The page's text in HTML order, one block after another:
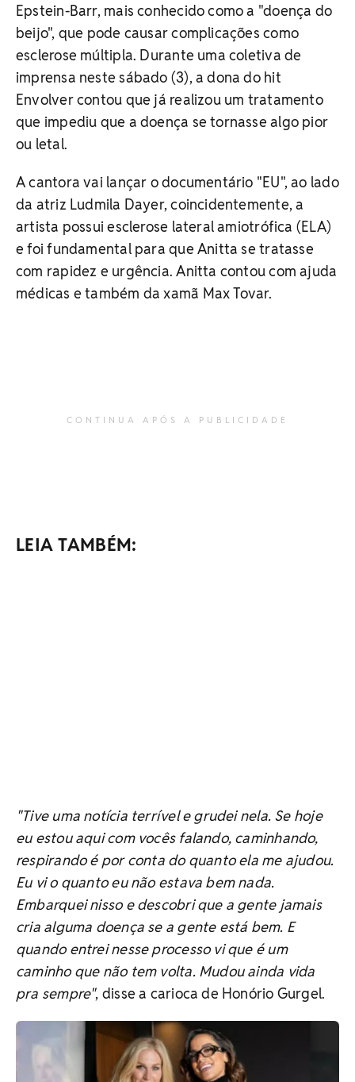
Epstein-Barr, mais conhecido como a "doença do
beijo", que pode causar complicações como
esclerose múltipla. Durante uma coletiva de
imprensa neste sábado (3), a dona do hit
Envolver contou que já realizou um tratamento
que impediu que a doença se tornasse algo pior
ou letal.
A cantora vai lançar o documentário "EU", ao lado
da atriz Ludmila Dayer, coincidentemente, a
artista possui esclerose lateral amiotrófica (ELA)
e foi fundamental para que Anitta se tratasse
com rapidez e urgência. Anitta contou com ajuda
médicas e também da xamã Max Tovar.
CONTINUA APÓS A PUBLICIDADE
LEIA TAMBÉM:
"Tive uma notícia terrível e grudei nela. Se hoje
eu estou aqui com vocês falando, caminhando,
respirando é por conta do quanto ela me ajudou.
Eu vi o quanto eu não estava bem nada.
Embarquei nisso e descobri que a gente jamais
cria alguma doença se a gente está bem. E
quando entrei nesse processo vi que é um
caminho que não tem volta. Mudou ainda vida
pra sempre", disse a carioca de Honório Gurgel.